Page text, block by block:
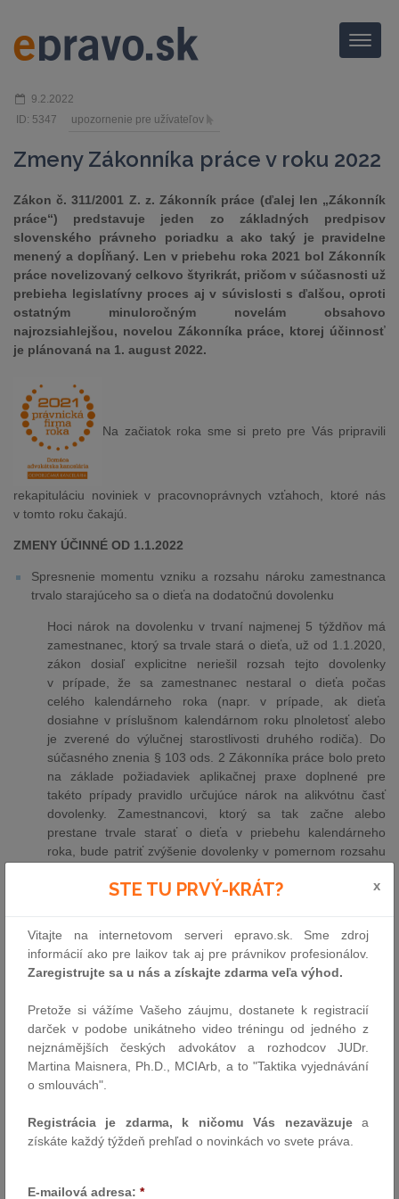
Menu
9.2.2022
ID: 5347
upozornenie pre užívateľov
Zmeny Zákonníka práce v roku 2022
Zákon č. 311/2001 Z. z. Zákonník práce (ďalej len „Zákonník
práce“) predstavuje jeden zo základných predpisov
slovenského právneho poriadku a ako taký je pravidelne
menený a dopĺňaný. Len v priebehu roka 2021 bol Zákonník
práce novelizovaný celkovo štyrikrát, pričom v súčasnosti už
prebieha legislatívny proces aj v súvislosti s ďalšou, oproti
ostatným minuloročným novelám obsahovo
najrozsiahlejšou, novelou Zákonníka práce, ktorej účinnosť
je plánovaná na 1. august 2022.
Na začiatok roka sme si preto pre Vás pripravili
rekapituláciu noviniek v pracovnoprávnych vzťahoch, ktoré nás
v tomto roku čakajú.
ZMENY ÚČINNÉ OD 1.1.2022
Spresnenie momentu vzniku a rozsahu nároku zamestnanca
trvalo starajúceho sa o dieťa na dodatočnú dovolenku
Hoci nárok na dovolenku v trvaní najmenej 5 týždňov má
zamestnanec, ktorý sa trvale stará o dieťa, už od 1.1.2020,
zákon dosiaľ explicitne neriešil rozsah tejto dovolenky
v prípade, že sa zamestnanec nestaral o dieťa počas
celého kalendárneho roka (napr. v prípade, ak dieťa
dosiahne v príslušnom kalendárnom roku plnoletosť alebo
je zverené do výlučnej starostlivosti druhého rodiča). Do
súčasného znenia § 103 ods. 2 Zákonníka práce bolo preto
na základe požiadaviek aplikačnej praxe doplnené pre
takéto prípady pravidlo určujúce nárok na alikvótnu časť
dovolenky. Zamestnancovi, ktorý sa tak začne alebo
prestane trvale starať o dieťa v priebehu kalendárneho
roka, bude patriť zvýšenie dovolenky v pomernom rozsahu
príslušnom kalendárnom roku a počtu dní kalendárneho
Nový výpovedný dôvod na strane zamestnávateľa
Pôvodne sa ďalej malo od 1. januára rozšíriť oprávnenie
o výpovedný dôvod spočívajúci vo veku zamestnanca.
Podľa vyhláseného znenia zákona č.76/2021 Z. z., ktorým
bol nový výpovedný dôvod do Zákonníka práce doplnený,
malo byť podmienkou vzniku oprávnenia zamestnávateľa
uplatniť výpoveď z dôvodu veku kumulatívne dosiahnutie
druhou dosiahnutie dôchodkového veku (dôchodkový vek je
vek, ktorého dovŕšenie je jednou z podmienok vzniku
STE TU PRVÝ-KRÁT? x
Vitajte na internetovom serveri epravo.sk. Sme zdroj
informácií ako pre laikov tak aj pre právnikov profesionálov.
Zaregistrujte sa u nás a získajte zdarma veľa výhod.
Pretože si vážíme Vašeho záujmu, dostanete k registracií
darček v podobe unikátneho video tréningu od jedného z
nejznámějších českých advokátov a rozhodcov JUDr.
Martina Maisnera, Ph.D., MCIArb, a to "Taktika vyjednávání
o smlouvách".
Registrácia je zdarma, k ničomu Vás nezaväzujea
získáte každý týždeň prehľad o novinkách vo svete práva.
E-mailová adresa: *